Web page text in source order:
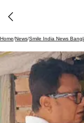
Home/News/Smile India News